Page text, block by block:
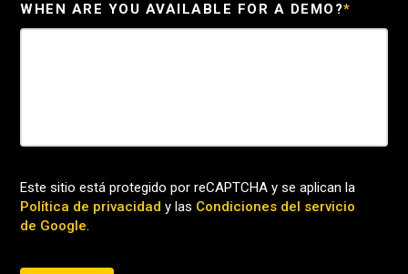
WHEN ARE YOU AVAILABLE FOR A DEMO?*
Este sitio está protegido por reCAPTCHA y se aplican la
Política de privacidad y las Condiciones del servicio
de Google.